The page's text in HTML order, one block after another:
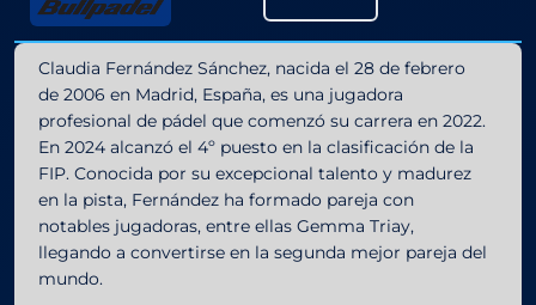
Claudia Fernández Sánchez, nacida el 28 de febrero
de 2006 en Madrid, España, es una jugadora
profesional de pádel que comenzó su carrera en 2022.
En 2024 alcanzó el 4º puesto en la clasificación de la
FIP. Conocida por su excepcional talento y madurez
en la pista, Fernández ha formado pareja con
notables jugadoras, entre ellas Gemma Triay,
llegando a convertirse en la segunda mejor pareja del
mundo.